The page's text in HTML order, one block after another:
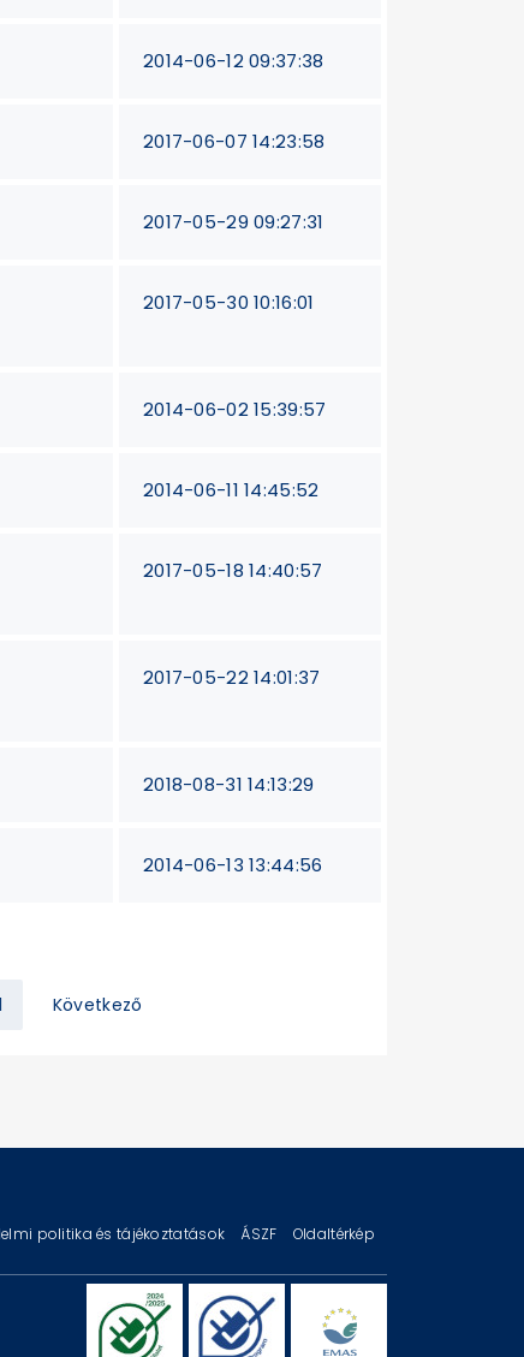
2014-06-12 09:37:38
2017-06-07 14:23:58
2017-05-29 09:27:31
2017-05-30 10:16:01
2014-06-02 15:39:57
2014-06-11 14:45:52
2017-05-18 14:40:57
2017-05-22 14:01:37
2018-08-31 14:13:29
2014-06-13 13:44:56
Következő
politika és tájékoztatások ÁSZF Oldaltérkép